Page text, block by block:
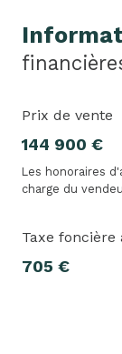
Prix de vente
144 900 €
Les honoraires
charge du
Taxe foncière
705 €